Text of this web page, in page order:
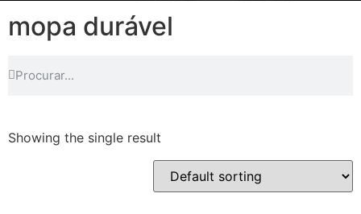
mopa durável
Showing the single result